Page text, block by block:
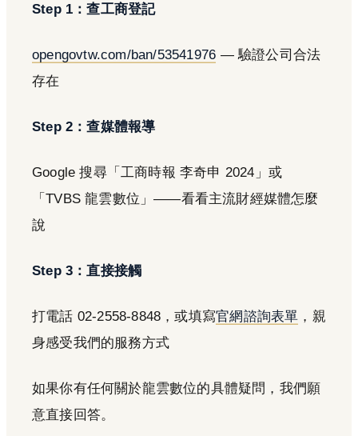
Step 1：查工商登記
opengovtw.com/ban/53541976 — 驗證公司合法
存在
Step 2：查媒體報導
Google 搜尋「工商時報 李奇申 2024」或
「TVBS 龍雲數位」——看看主流財經媒體怎麼
說
Step 3：直接接觸
打電話 02-2558-8848，或填寫官網諮詢表單 ，親
身感受我們的服務方式
如果你有任何關於龍雲數位的具體疑問，我們願
意直接回答。